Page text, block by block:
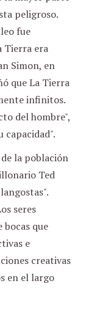
peligroso.
fue
Tierra era
Simon, en
que La Tierra
infinitos.
del hombre",
capacidad".
la población
Ted
seres
bocas que
e
creativas
en el largo